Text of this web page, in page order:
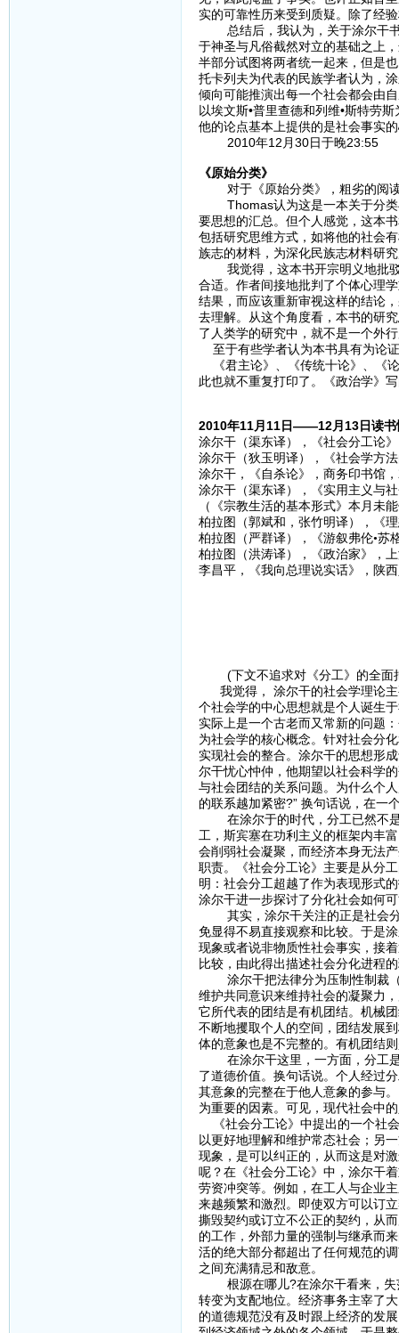
实的可靠性历来受到质疑。除了经
总结后，我认为，关于涂尔干书
于神圣与凡俗截然对立的基础之上
半部分试图将两者统一起来，但是
托卡列夫为代表的民族学者认为，
倾向可能推演出每一个社会都会由
以埃文斯•普里查德和列维•斯特劳
他的论点基本上提供的是社会事实
2010年12月30日于晚23:55
《原始分类》
对于《原始分类》，粗劣的阅读
Thomas认为这是一本关于分类
要思想的汇总。但个人感觉，这本
包括研究思维方式，如将他的社会
族志的材料，为深化民族志材料研
我觉得，这本书开宗明义地批驳
合适。作者间接地批判了个体心理
结果，而应该重新审视这样的结论
去理解。从这个角度看，本书的研
了人类学的研究中，就不是一个外
至于有些学者认为本书具有为论
《君主论》、《传统十论》、《
此也就不重复打印了。《政治学》
2010年11月11日——12月13日读书
涂尔干（渠东译），《社会分工论
涂尔干（狄玉明译），《社会学方
涂尔干，《自杀论》，商务印书馆
涂尔干（渠东译），《实用主义与
（《宗教生活的基本形式》本月未
柏拉图（郭斌和，张竹明译），《
柏拉图（严群译），《游叙弗伦•苏
柏拉图（洪涛译），《政治家》，
李昌平，《我向总理说实话》，陕
(下文不追求对《分工》的全面
我觉得， 涂尔干的社会学理论主
个社会学的中心思想就是个人诞生
实际上是一个古老而又常新的问题
为社会学的核心概念。针对社会分
实现社会的整合。涂尔干的思想形
尔干忧心忡仲，他期望以社会科学
与社会团结的关系问题。为什么个
的联系越加紧密?” 换句话说，在一
在涂尔于的时代，分工已然不是
工，斯宾塞在功利主义的框架内丰
会削弱社会凝聚，而经济本身无法
职责。《社会分工论》主要是从分
明：社会分工超越了作为表现形式
涂尔干进一步探讨了分化社会如何
其实，涂尔干关注的正是社会分
免显得不易直接观察和比较。于是
现象或者说非物质性社会事实，接
比较，由此得出描述社会分化进程
涂尔干把法律分为压制性制裁（
维护共同意识来维持社会的凝聚力
它所代表的团结是有机团结。机械
不断地攫取个人的空间，团结发展
体的意象也是不完整的。有机团结
在涂尔干这里，一方面，分工是
了道德价值。换句话说。个人经过
其意象的完整在于他人意象的参与
为重要的因素。可见，现代社会中
《社会分工论》中提出的一个社
以更好地理解和维护常态社会；另
现象，是可以纠正的，从而这是对
呢？在《社会分工论》中，涂尔干
劳资冲突等。例如，在工人与企业
来越频繁和激烈。即使双方可以订
撕毁契约或订立不公正的契约，从
的工作，外部力量的强制与继承而
活的绝大部分都超出了任何规范的
之间充满猜忌和敌意。
根源在哪儿?在涂尔干看来，失
转变为支配地位。经济事务主宰了
的道德规范没有及时跟上经济的发